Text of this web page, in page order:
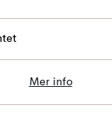
Mer info